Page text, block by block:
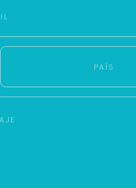
tu consulta.